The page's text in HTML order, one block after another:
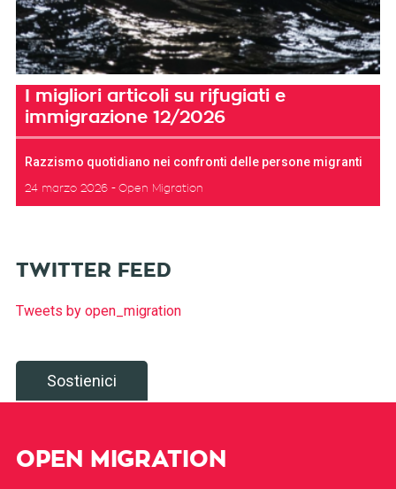
I migliori articoli su rifugiati e
immigrazione 12/2026
Razzismo quotidiano nei confronti delle persone migranti
24 marzo 2026 Open Migration
TWITTER FEED
Tweets by open_migration
Sostienici
OPEN MIGRATION